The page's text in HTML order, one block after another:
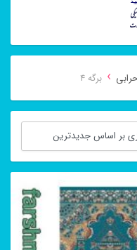
› برگه 4